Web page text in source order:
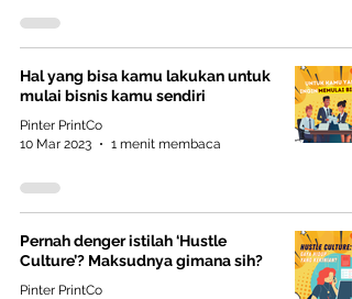
Hal yang bisa kamu lakukan untuk
mulai bisnis kamu sendiri
Pinter PrintCo
10 Mar 2023
1 menit membaca
Pernah denger istilah ‘Hustle
Culture’? Maksudnya gimana sih?
Pinter PrintCo